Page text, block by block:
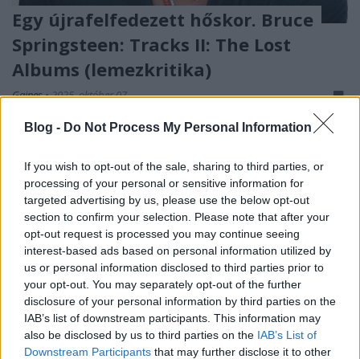
Blog - Do Not Process My Personal Information
If you wish to opt-out of the sale, sharing to third parties, or
processing of your personal or sensitive information for
targeted advertising by us, please use the below opt-out
section to confirm your selection. Please note that after your
opt-out request is processed you may continue seeing
interest-based ads based on personal information utilized by
us or personal information disclosed to third parties prior to
your opt-out. You may separately opt-out of the further
disclosure of your personal information by third parties on the
IAB’s list of downstream participants. This information may
also be disclosed by us to third parties on the IAB’s List of
Downstream Participants that may further disclose it to other
Egy újrafelfedezett hőskor. Bruce
Springsteen: Tracks II: The Lost
Albums (lemezkritika)
Gaines•2025. október 07.
Az amerikai stadionrock legkeményebben dolgozó
fukarkodott volna a dalokkal az életműve során. Az
énekes-gitáros-dalszerző 21 sorlemezt adott ki több
mint öt évtizedes pályafutása alatt, nem beszélve a
temérdek koncertfelvételről és bootlegről. Ennek…